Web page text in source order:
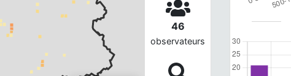
46
observateurs